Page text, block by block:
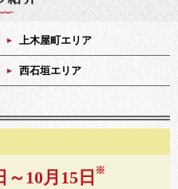
上木屋町エリア
西石垣エリア
～10月15日